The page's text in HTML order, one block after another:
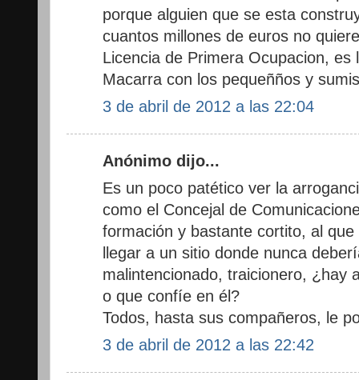
porque alguien que se esta
cuantos millones de euros no
Licencia de Primera Ocupacion, es
Macarra con los pequeñños y
3 de abril de 2012 a las 22:04
Anónimo dijo...
Es un poco patético ver la
como el Concejal de
formación y bastante cortito, al
llegar a un sitio donde nunca
malintencionado, traicionero, ¿hay
o que confíe en él?
Todos, hasta sus compañeros, le
3 de abril de 2012 a las 22:42